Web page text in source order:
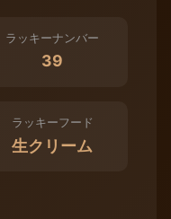
ラッキーナンバー
39
ラッキーフード
生クリーム